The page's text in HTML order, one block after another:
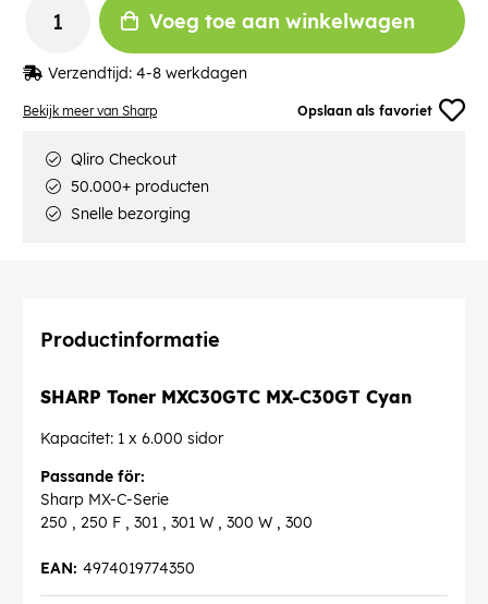
Bekijk meer van Sharp Opslaan als favoriet
Voeg toe aan winkelwagen
Verzendtijd: 4-8 werkdagen
Qliro Checkout
50.000+ producten
Snelle bezorging
Productinformatie
SHARP Toner MXC30GTC MX-C30GT Cyan
Kapacitet: 1 x 6.000 sidor
Passande för:
Sharp MX-C-Serie
250 , 250 F , 301 , 301 W , 300 W , 300
4974019774350
EAN: